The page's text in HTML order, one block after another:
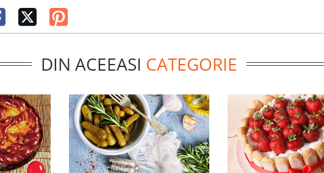
DIN ACEEASI CATEGORIE